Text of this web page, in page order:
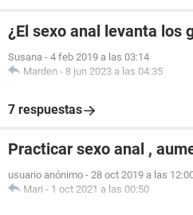
¿El sexo anal levanta los
Susana - 4 feb 2019 a las 03:14
Marden - 8 jun 2023 a las 04:35
7 respuestas
Practicar sexo anal ,
usuario anónimo - 28 oct 2019 a las
Mari - 1 oct 2021 a las 00:50